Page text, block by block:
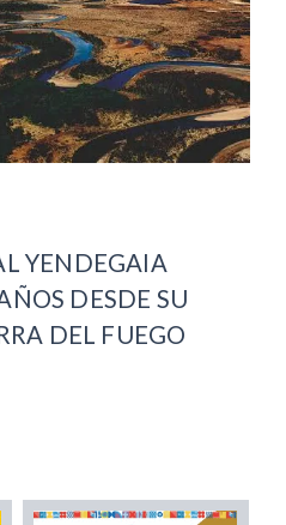
YENDEGAIA
DESDE SU
DEL FUEGO